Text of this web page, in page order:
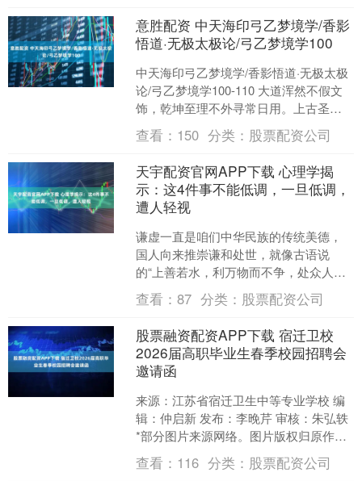
意胜配资 中天海印弓乙梦境学/香影
悟道·无极太极论/弓乙梦境学100
中天海印弓乙梦境学/香影悟道·无极太极
论/弓乙梦境学100-110 大道浑然不假文
饰，乾坤至理不外寻常日用。上古圣哲
仰观星象、俯察物情，不索幽渺玄虚，
不执繁杂术....
查看： 150 分类： 股票配资公司
天宇配资官网APP下载 心理学揭
示：这4件事不能低调，一旦低调，
遭人轻视
谦虚一直是咱们中华民族的传统美德，
国人向来推崇谦和处世，就像古语说
的“上善若水，利万物而不争，处众人之
所恶，故几于道”。 这句话的本意，是希
望人能像水一样，懂得....
查看：87 分类： 股票配资公司
股票融资配资APP下载 宿迁卫校
2026届高职毕业生春季校园招聘会
邀请函
来源：江苏省宿迁卫生中等专业学校 编
辑：仲启新 发布：李晚芹 审核：朱弘轶
*部分图片来源网络。图片版权归原作者
所有，仅作分享之用，如果分享内容侵
犯您的版权或者....
查看： 116 分类： 股票配资公司